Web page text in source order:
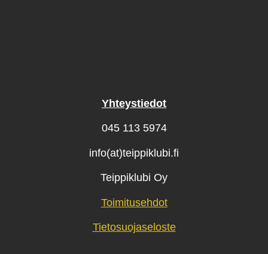
Yhteystiedot
045 113 5974
info(at)teippiklubi.fi
Teippiklubi Oy
Toimitusehdot
Tietosuojaseloste